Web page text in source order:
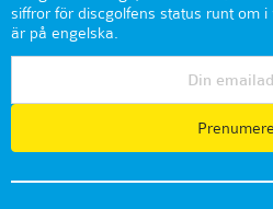
siffror för discgolfens status runt om
är på engelska.